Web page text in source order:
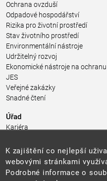
Ochrana ovzduší
Odpadové hospodářství
Rizika pro životní prostředí
Stav životního prostředí
Environmentální nástroje
Udržitelný rozvoj
Ekonomické nástroje na
JES
Veřejné zakázky
Snadné čtení
Úřad
Kariéra
Pro média a veřejnost
Povinně zveřejňované informace
Kontakty
Přistupnost budovy úřadu MŽP
K zajištění co nejlepší
webovými stránkami
Podrobné informace o